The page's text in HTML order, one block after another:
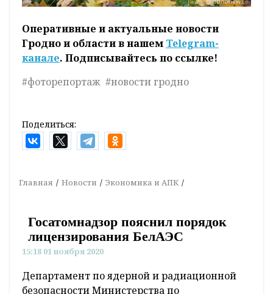
Оперативные и актуальные новости
Гродно и области в нашем Telegram-
канале. Подписывайтесь по ссылке!
#фоторепортаж #новости гродно
Поделиться:
Главная Новости Экономика и АПК
Госатомнадзор пояснил порядок
лицензирования БелАЭС
15:18 01 ноября 2020